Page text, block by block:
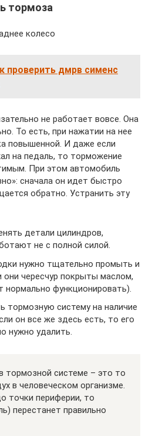
тормоза
колесо
проверить дмрв сименс
не работает вовсе. Она
То есть, при нажатии на нее
повышенной. И даже если
на педаль, то торможение
При этом автомобиль
сначала он идет быстро
обратно. Устранить эту
детали цилиндров,
не с полной силой.
нужно тщательно промыть и
они чересчур покрыты маслом,
нормально функционировать).
тормозную систему на наличие
он все же здесь есть, то его
нужно удалить.
тормозной системе – это то
в человеческом организме.
точки периферии, то
перестанет правильно